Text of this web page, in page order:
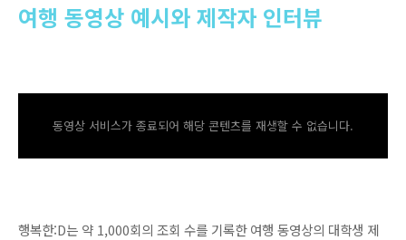
여행 동영상 예시와 제작자 인터뷰
동영상 서비스가 종료되어 해당 콘텐츠를 재생할 수 없습니다.
행복한:D는 약 1,000회의 조회 수를 기록한 여행 동영상의 대학생 제